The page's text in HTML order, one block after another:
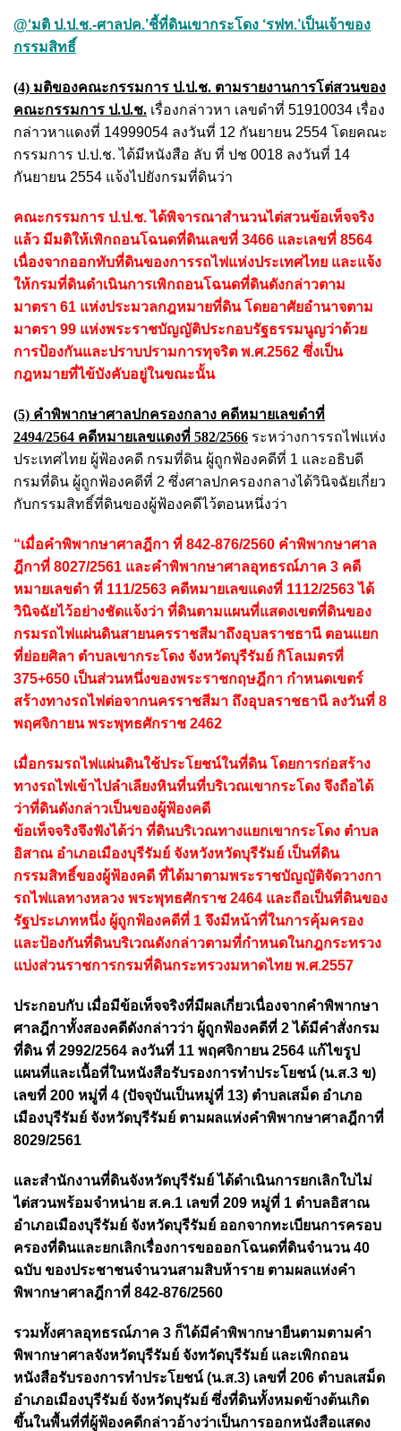
@‘มติ ป.ป.ช.-ศาลปค.’ชี้ที่ดินเขากระโดง ‘รฟท.’เป็นเจ้าของ
กรรมสิทธิ์
(4) มติของคณะกรรมการ ป.ป.ช. ตามรายงานการโต่สวนของ
คณะกรรมการ ป.ป.ช. เรื่องกล่าวหา เลขดำที่ 51910034 เรื่อง
กล่าวหาแดงที่ 14999054 ลงวันที่ 12 กันยายน 2554 โดยคณะ
กรรมการ ป.ป.ช. ได้มีหนังสือ ลับ ที่ ปช 0018 ลงวันที่ 14
กันยายน 2554 แจ้งไปยังกรมที่ดินว่า
คณะกรรมการ ป.ป.ช. ได้พิจารณาสำนวนไต่สวนข้อเท็จจริง
แล้ว มีมติให้เพิกถอนโฉนดที่ดินเลขที่ 3466 และเลขที่ 8564
เนื่องจากออกทับที่ดินของการรถไฟแห่งประเทศไทย และแจ้ง
ให้กรมที่ดินดำเนินการเพิกถอนโฉนดที่ดินดังกล่าวตาม
มาตรา 61 แห่งประมวลกฎหมายที่ดิน โดยอาศัยอำนาจตาม
มาตรา 99 แห่งพระราชบัญญัติประกอบรัฐธรรมนูญว่าด้วย
การป้องกันและปราบปรามการทุจริต พ.ศ.2562 ซึ่งเป็น
กฎหมายที่ไข้บังคับอยู่ในขณะนั้น
(5) คำพิพากษาศาลปกครองกลาง คดีหมายเลขดำที่
2494/2564 คดีหมายเลขแดงที่ 582/2566 ระหว่างการรถไฟแห่ง
ประเทศไทย ผู้ฟ้องคดี กรมที่ดิน ผู้ถูกฟ้องคดีที่ 1 และอธิบดี
กรมที่ดิน ผู้ถูกฟ้องคดีที่ 2 ซึ่งศาลปกครองกลางได้วินิจฉัยเกี่ยว
กับกรรมสิทธิ์ที่ดินของผู้ฟ้องคดีไว้ตอนหนึ่งว่า
“เมื่อคำพิพากษาศาลฎีกา ที่ 842-876/2560 คำพิพากษาศาล
ฎีกาที่ 8027/2561 และคำพิพากษาศาลอุทธรณ์ภาค 3 คดี
หมายเลขดำ ที่ 111/2563 คดีหมายเลขแดงที่ 1112/2563 ได้
วินิจฉัยไว้อย่างชัดแจ้งว่า ที่ดินตามแผนที่แสดงเขตที่ดินของ
กรมรถไฟแผ่นดินสายนครราชสีมาถึงอุบลราชธานี ตอนแยก
ที่ย่อยศิลา ตำบลเขากระโดง จังหวัดบุรีรัมย์ กิโลเมตรที่
375+650 เป็นส่วนหนึ่งของพระราชกฤษฎีกา กำหนดเขตร์
สร้างทางรถไฟต่อจากนครราชสีมา ถึงอุบลราชธานี ลงวันที่ 8
พฤศจิกายน พระพุทธศักราช 2462
เมื่อกรมรถไฟแผ่นดินใช้ประโยชน์ในที่ดิน โดยการก่อสร้าง
ทางรถไฟเข้าไปลำเลียงหินที่นที่บริเวณเขากระโดง จึงถือได้
ว่าที่ดินดังกล่าวเป็นของผู้ฟ้องคดี
ข้อเท็จจริงจึงฟังได้ว่า ที่ดินบริเวณทางแยกเขากระโดง ตำบล
อิสาณ อำเภอเมืองบุรีรัมย์ จังหวังหวัดบุรีรัมย์ เป็นที่ดิน
กรรมสิทธิ์ของผู้ฟ้องคดี ที่ได้มาตามพระราชบัญญัติจัดวางกา
รถไฟแลทางหลวง พระพุทธศักราช 2464 และถือเป็นที่ดินของ
รัฐประเภทหนึ่ง ผู้ถูกฟ้องคดีที่ 1 จึงมีหน้าที่ในการคุ้มครอง
และป้องกันที่ดินบริเวณดังกล่าวตามที่กำหนดในกฎกระทรวง
แบ่งส่วนราชการกรมที่ดินกระทรวงมหาดไทย พ.ศ.2557
ประกอบกับ เมื่อมีข้อเท็จจริงที่มีผลเกี่ยวเนื่องจากคำพิพากษา
ศาลฎีกาทั้งสองคดีดังกล่าวว่า ผู้ถูกฟ้องคดีที่ 2 ได้มีคำสั่งกรม
ที่ดิน ที่ 2992/2564 ลงวันที่ 11 พฤศจิกายน 2564 แก้ไขรูป
แผนที่และเนื้อที่ในหนังสือรับรองการทำประโยชน์ (น.ส.3 ข)
เลขที่ 200 หมู่ที่ 4 (ปัจจุบันเป็นหมู่ที่ 13) ตำบลเสม็ด อำเภอ
เมืองบุรีรัมย์ จังหวัดบุรีรัมย์ ตามผลแห่งคำพิพากษาศาลฎีกาที่
8029/2561
และสำนักงานที่ดินจังหวัดบุรีรัมย์ ได้ดำเนินการยกเลิกใบไม่
ไต่สวนพร้อมจำหน่าย ส.ค.1 เลขที่ 209 หมู่ที่ 1 ตำบลอิสาณ
อำเภอเมืองบุรีรัมย์ จังหวัดบุรีรัมย์ ออกจากทะเบียนการครอบ
ครองที่ดินและยกเลิกเรื่องการขอออกโฉนดที่ดินจำนวน 40
ฉบับ ของประชาชนจำนวนสามสิบห้าราย ตามผลแห่งคำ
พิพากษาศาลฎีกาที่ 842-876/2560
รวมทั้งศาลอุทธรณ์ภาค 3 ก็ได้มีคำพิพากษายืนตามตามคำ
พิพากษาศาลจังหวัดบุรีรัมย์ จังทวัดบุรีรัมย์ และเพิกถอน
หนังสือรับรองการทำประโยชน์ (น.ส.3) เลขที่ 206 ตำบลเสม็ด
อำเภอเมืองบุรีรัมย์ จังหวัดบุรัมย์ ซึ่งที่ดินทั้งหมดข้างต้นเกิด
ขึ้นในพื้นที่ที่ผู้ฟ้องคดีกล่าวอ้างว่าเป็นการออกหนังสือแสดง